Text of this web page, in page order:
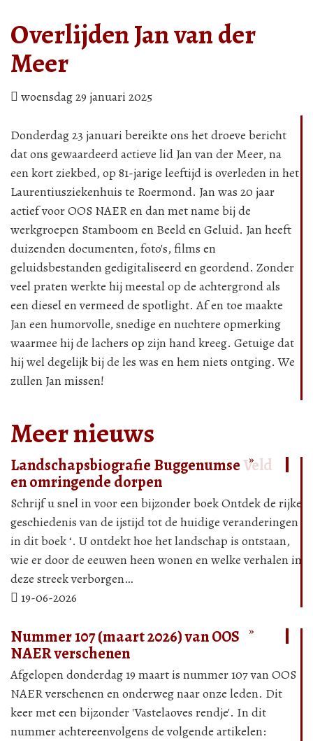
Overlijden Jan van der
Meer
woensdag 29 januari 2025
Donderdag 23 januari bereikte ons het droeve bericht
dat ons gewaardeerd actieve lid Jan van der Meer, na
een kort ziekbed, op 81-jarige leeftijd is overleden in het
Laurentiusziekenhuis te Roermond. Jan was 20 jaar
actief voor OOS NAER en dan met name bij de
werkgroepen Stamboom en Beeld en Geluid. Jan heeft
duizenden documenten, foto's, films en
geluidsbestanden gedigitaliseerd en geordend. Zonder
veel praten werkte hij meestal op de achtergrond als
een diesel en vermeed de spotlight. Af en toe maakte
Jan een humorvolle, snedige en nuchtere opmerking
waarmee hij de lachers op zijn hand kreeg. Getuige dat
hij wel degelijk bij de les was en hem niets ontging. We
zullen Jan missen!
Meer nieuws
»
Landschapsbiografie Buggenumse Veld
en omringende dorpen
Schrijf u snel in voor een bijzonder boek Ontdek de rijke
geschiedenis van de ijstijd tot de huidige veranderingen
in dit boek ‘. U ontdekt hoe het landschap is ontstaan,
wie er door de eeuwen heen wonen en welke verhalen in
deze streek verborgen…
19-06-2026
»
Nummer 107 (maart 2026) van OOS
NAER verschenen
Afgelopen donderdag 19 maart is nummer 107 van OOS
NAER verschenen en onderweg naar onze leden. Dit
keer met een bijzonder 'Vastelaoves rendje'. In dit
nummer achtereenvolgens de volgende artikelen: